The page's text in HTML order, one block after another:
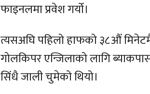
फाइनलमा प्रवेश गर्यो।
त्यसअघि पहिलो हाफको ३८औं
गोलकिपर एन्जिलाको लागि
सिंधै जाली चुमेको थियो।